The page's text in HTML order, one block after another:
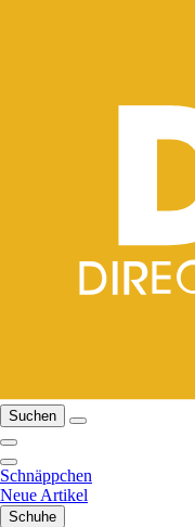
Suchen
Schnäppchen
Neue Artikel
Schuhe